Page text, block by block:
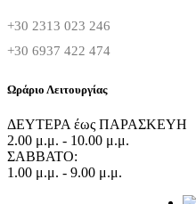
+30 2313 023 246
+30 6937 422 474
Ωράριο Λειτουργίας
ΔΕΥΤΕΡΑ έως ΠΑΡΑΣΚΕΥΗ
2.00 μ.μ. - 10.00 μ.μ.
ΣΑΒΒΑΤΟ:
1.00 μ.μ. - 9.00 μ.μ.